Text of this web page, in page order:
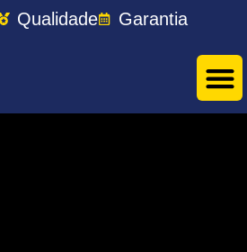
Qualidade Garantia